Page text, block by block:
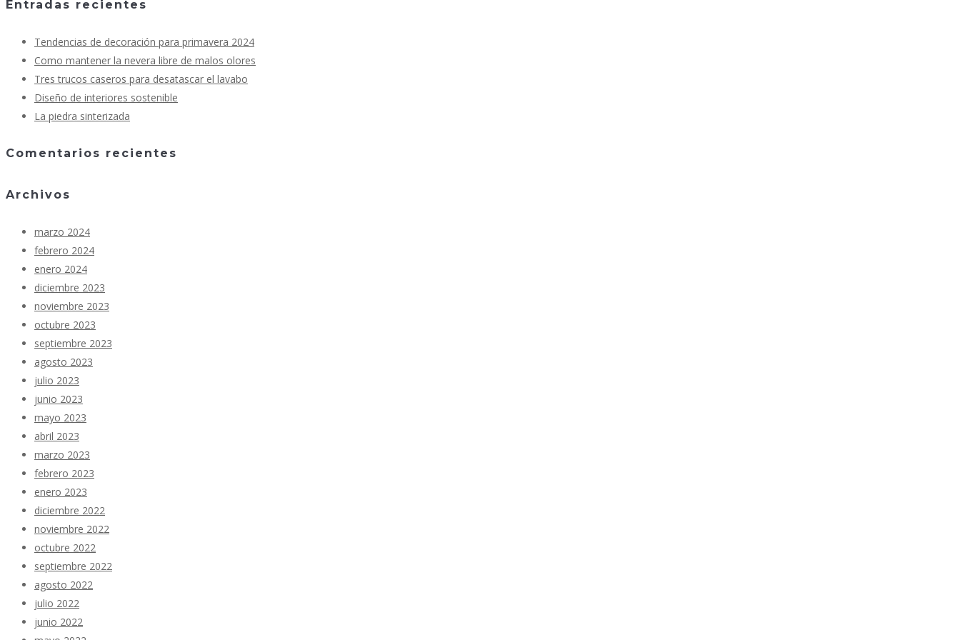
Entradas recientes
Tendencias de decoración para primavera 2024
Como mantener la nevera libre de malos olores
Tres trucos caseros para desatascar el lavabo
Diseño de interiores sostenible
La piedra sinterizada
Comentarios recientes
Archivos
marzo 2024
febrero 2024
enero 2024
diciembre 2023
noviembre 2023
octubre 2023
septiembre 2023
agosto 2023
julio 2023
junio 2023
mayo 2023
abril 2023
marzo 2023
febrero 2023
enero 2023
diciembre 2022
noviembre 2022
octubre 2022
septiembre 2022
agosto 2022
julio 2022
junio 2022